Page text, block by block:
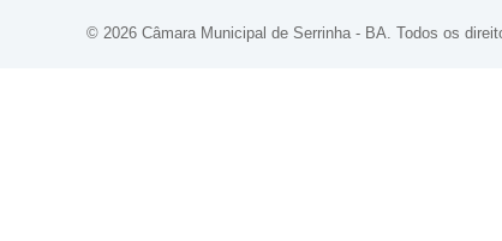
© 2026 Câmara Municipal de Serrinha - BA. Todos os